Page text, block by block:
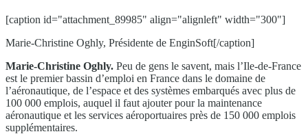
[caption id="attachment_89985" align="alignleft" width="300"]
Marie-Christine Oghly, Présidente de EnginSoft[/caption]
Marie-Christine Oghly. Peu de gens le savent, mais l’Ile-de-France
est le premier bassin d’emploi en France dans le domaine de
l’aéronautique, de l’espace et des systèmes embarqués avec plus de
100 000 emplois, auquel il faut ajouter pour la maintenance
aéronautique et les services aéroportuaires près de 150 000 emplois
supplémentaires.